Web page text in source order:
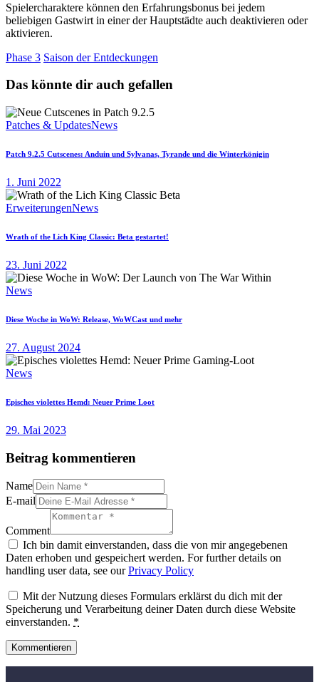
Spielercharaktere können den Erfahrungsbonus bei jedem
beliebigen Gastwirt in einer der Hauptstädte auch deaktivieren oder
aktivieren.
Phase 3 Saison der Entdeckungen
Das könnte dir auch gefallen
Patches & UpdatesNews
Patch 9.2.5 Cutscenes: Anduin und Sylvanas, Tyrande und die Winterkönigin
1. Juni 2022
ErweiterungenNews
Wrath of the Lich King Classic: Beta gestartet!
23. Juni 2022
News
Diese Woche in WoW: Release, WoWCast und mehr
27. August 2024
News
Episches violettes Hemd: Neuer Prime Loot
29. Mai 2023
Beitrag kommentieren
Name
E-mail
Comment
Ich bin damit einverstanden, dass die von mir angegebenen
Daten erhoben und gespeichert werden. For further details on
handling user data, see ourPrivacy Policy
Mit der Nutzung dieses Formulars erklärst du dich mit der
Speicherung und Verarbeitung deiner Daten durch diese Website
einverstanden. *